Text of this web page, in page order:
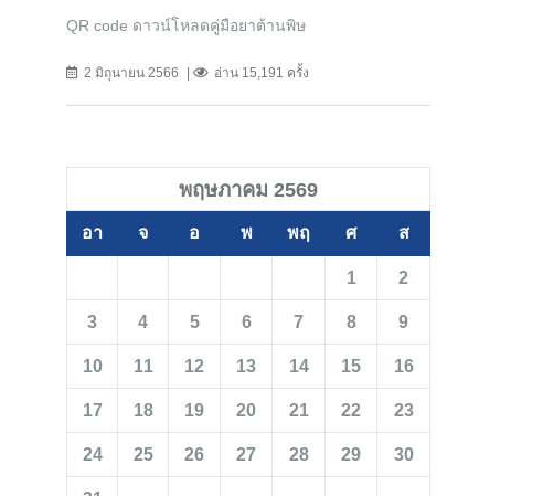
QR code ดาวน์โหลดคู่มือยาต้านพิษ
2 มิถุนายน 2566 อ่าน 15,191 ครั้ง
พฤษภาคม 2569
อา จ อ พ พฤ ศ ส
1 2
3 4 5 6 7 8 9
10 11 12 13 14 15 16
17 18 19 20 21 22 23
24 25 26 27 28 29 30